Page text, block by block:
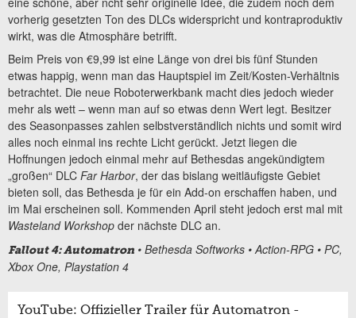
vorherig gesetzten Ton des DLCs widerspricht und kontraproduktiv
wirkt, was die Atmosphäre betrifft.
Beim Preis von €9,99 ist eine Länge von drei bis fünf Stunden
etwas happig, wenn man das Hauptspiel im Zeit/Kosten-Verhältnis
betrachtet. Die neue Roboterwerkbank macht dies jedoch wieder
mehr als wett – wenn man auf so etwas denn Wert legt. Besitzer
des Seasonpasses zahlen selbstverständlich nichts und somit wird
alles noch einmal ins rechte Licht gerückt. Jetzt liegen die
Hoffnungen jedoch einmal mehr auf Bethesdas angekündigtem
„großen“ DLC Far Harbor, der das bislang weitläufigste Gebiet
bieten soll, das Bethesda je für ein Add-on erschaffen haben, und
im Mai erscheinen soll. Kommenden April steht jedoch erst mal mit
Wasteland Workshop der nächste DLC an.
Fallout 4: Automatron • Bethesda Softworks • Action-RPG • PC,
Xbox One, Playstation 4
YouTube: Offizieller Trailer für Automatron -